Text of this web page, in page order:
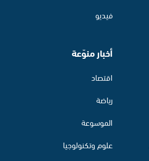
فيديو
أخبار منوّعة
اقتصاد
رياضة
الموسوعة
علوم وتكنولوجيا